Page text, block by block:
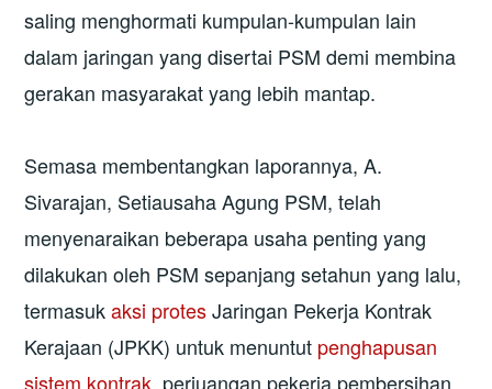
saling menghormati kumpulan-kumpulan lain
dalam jaringan yang disertai PSM demi membina
gerakan masyarakat yang lebih mantap.
Semasa membentangkan laporannya, A.
Sivarajan, Setiausaha Agung PSM, telah
menyenaraikan beberapa usaha penting yang
dilakukan oleh PSM sepanjang setahun yang lalu,
termasukaksi protesJaringan Pekerja Kontrak
Kerajaan (JPKK) untuk menuntut penghapusan
sistem kontrak, perjuangan pekerja pembersihan